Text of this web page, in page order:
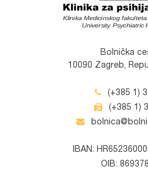
Bolnička
10090 Zagreb,
(+385 1)
(+385 1)
IBAN:
OIB: